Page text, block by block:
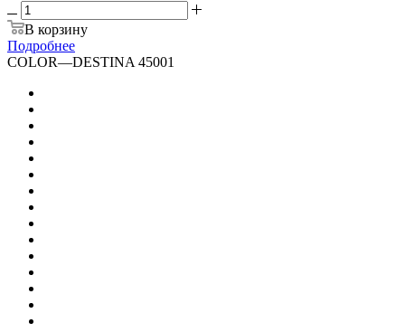
В корзину
Подробнее
COLOR—DESTINA 45001